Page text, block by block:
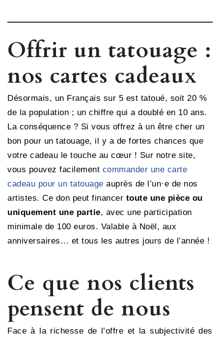
Offrir un tatouage :
nos cartes cadeaux
Désormais, un Français sur 5 est tatoué, soit 20 %
de la population ; un chiffre qui a doublé en 10 ans.
La conséquence ? Si vous offrez à un être cher un
bon pour un tatouage, il y a de fortes chances que
votre cadeau le touche au cœur ! Sur notre site,
vous pouvez facilement commander une carte
cadeau pour un tatouage auprès de l’un·e de nos
artistes. Ce don peut financer toute une pièce ou
uniquement une partie, avec une participation
minimale de 100 euros. Valable à Noël, aux
anniversaires… et tous les autres jours de l’année !
Ce que nos clients
pensent de nous
Face à la richesse de l’offre et la subjectivité des